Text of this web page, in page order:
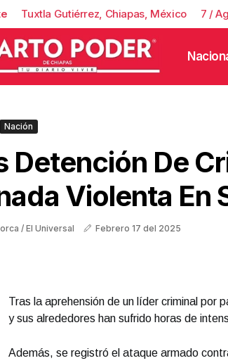
Tuxtla Gutiérrez, Chiapas, México 7 /
Nación
Detención De
Violenta En
/ El Universal Febrero 17 del 2025
Tras la aprehensión de un líder criminal por
y sus alrededores han sufrido horas de
Además, se registró el ataque armado